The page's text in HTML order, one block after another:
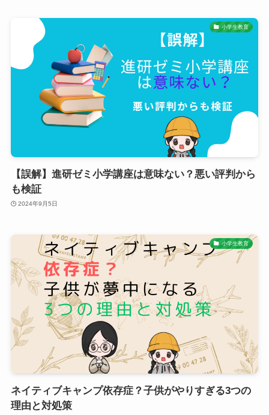
小学生教育
【誤解】進研ゼミ小学講座は意味ない？悪い評判から
も検証
2024年9月5日
小学生教育
ネイティブキャンプ依存症？子供がやりすぎる3つの
理由と対処策